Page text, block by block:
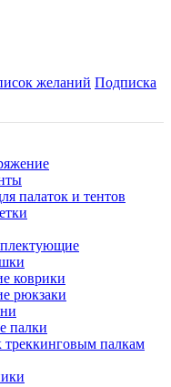
желаний Подписка
палаток и тентов
коврики
рюкзаки
палки
треккинговым палкам